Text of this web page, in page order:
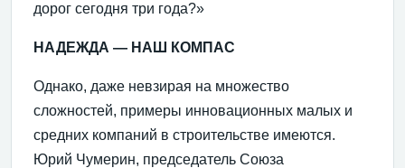
дорог сегодня три года?»
НАДЕЖДА — НАШ КОМПАС
Однако, даже невзирая на множество
сложностей, примеры инновационных малых и
средних компаний в строительстве имеются.
Юрий Чумерин, председатель Союза